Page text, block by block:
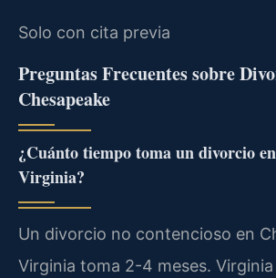
Solo con cita previa
Preguntas Frecuentes sobre
Chesapeake
¿Cuánto tiempo toma un divorcio
Virginia?
Un divorcio no contencioso en
Virginia toma 2-4 meses.